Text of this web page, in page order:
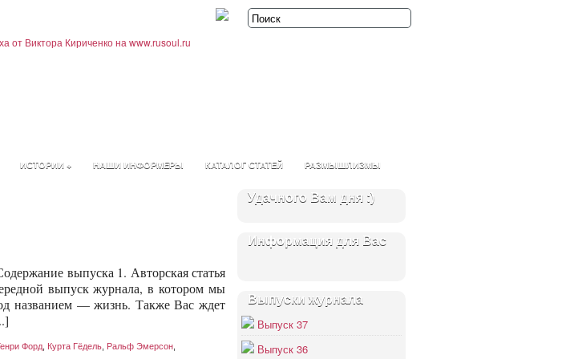
ИСТОРИИ + НАШИ ИНФОРМЕРЫ КАТАЛОГ СТАТЕЙ РАЗМЫШЛИЗМЫ
выпуска 1. Авторская статья
выпуск журнала, в котором мы
названием — жизнь. Также Вас ждет
Форд Курта Гёдель Ральф Эмерсон
Удачного Вам дня :)
Информация для Вас
Выпуски журнала
Выпуск 37
Выпуск 36